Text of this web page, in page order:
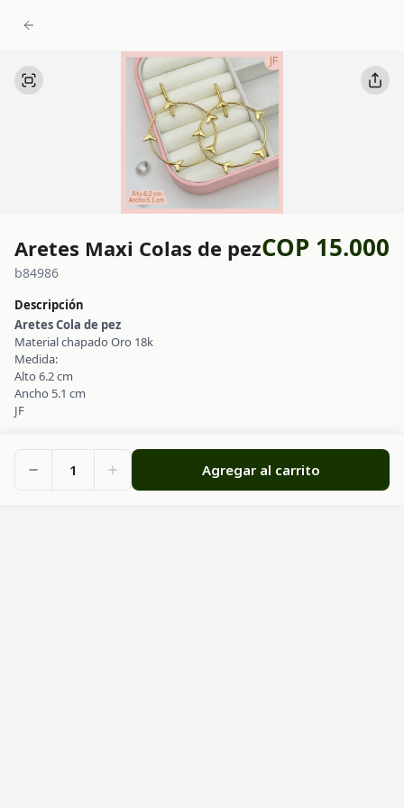
Aretes Maxi Colas de pezCOP 15.000
b84986
Descripción
Aretes Cola de pez
Material chapado Oro 18k
Medida:
Alto 6.2 cm
Ancho 5.1 cm
JF
1 Agregar al carrito